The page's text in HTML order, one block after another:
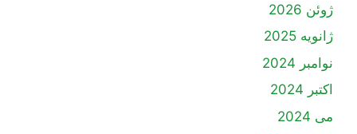
ژوئن 2026
ژانویه 2025
نوامبر 2024
اکتبر 2024
می 2024